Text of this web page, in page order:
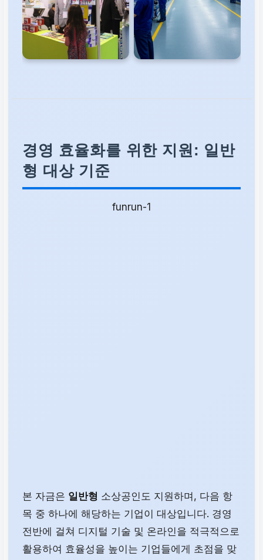
경영 효율화를 위한 지원: 일반
형 대상 기준
funrun-1
본 자금은 일반형 소상공인도 지원하며, 다음 항
목 중 하나에 해당하는 기업이 대상입니다. 경영
전반에 걸쳐 디지털 기술 및 온라인을 적극적으로
활용하여 효율성을 높이는 기업들에게 초점을 맞